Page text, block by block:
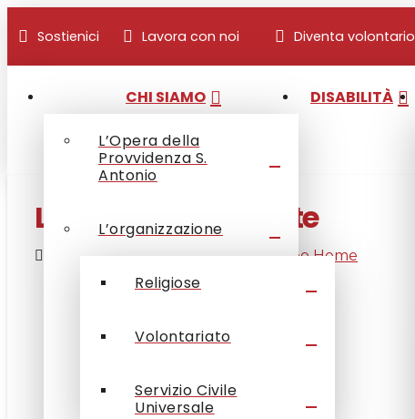
Sostienici Lavora con noi Diventa volontario
CHI SIAMO
L’Opera della
Provvidenza S.
Antonio
L’organizzazione
Religiose
Volontariato
Servizio Civile
Universale
DISABILITÀ
La bellezza del limite
30 Maggio 2023 Video Home